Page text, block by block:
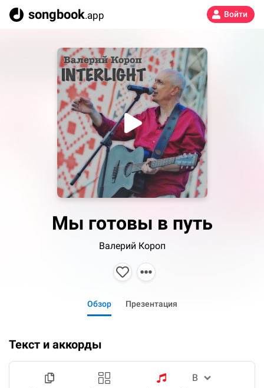
songbook.app Войти
Мы готовы в путь
Валерий Короп
Обзор Презентация
Текст и аккорды